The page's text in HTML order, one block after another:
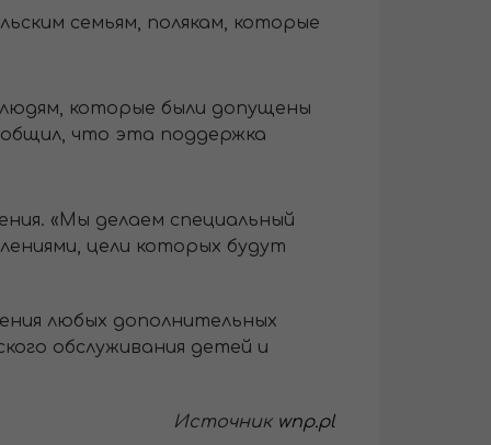
семьям, полякам, которые
которые были допущены
что эта поддержка
«Мы делаем специальный
цели которых будут
любых дополнительных
обслуживания детей и
Источник wnp.pl